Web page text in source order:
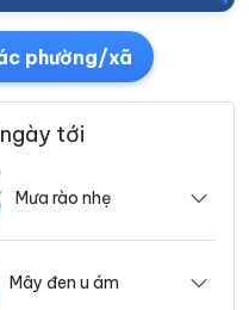
phường/xã
tới
Mưa rào nhẹ
Mây đen u ám